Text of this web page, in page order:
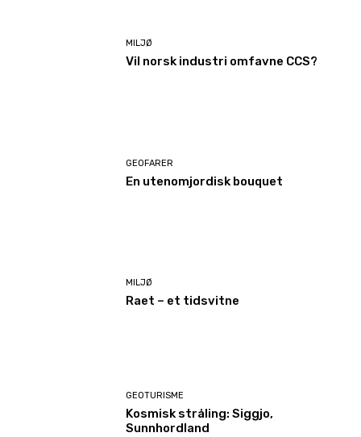
MILJØ
Vil norsk industri omfavne CCS?
GEOFARER
En utenomjordisk bouquet
MILJØ
Raet – et tidsvitne
GEOTURISME
Kosmisk stråling: Siggjo,
Sunnhordland